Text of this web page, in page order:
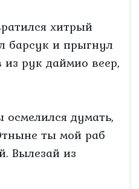
хитрый
барсук и прыгнул
рук даймио веер,
думать,
ты мой раб
Вылезай из